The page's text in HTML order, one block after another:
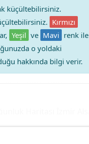
küçültebilirsiniz.
Kırmızı
Yeşil ve Mavi renk ile
o yoldaki
hakkında bilgi verir.